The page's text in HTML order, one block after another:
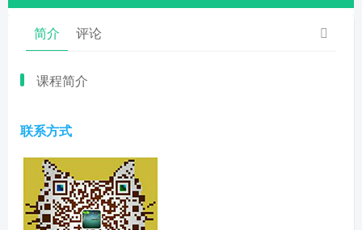
简介 评论
课程简介
联系方式